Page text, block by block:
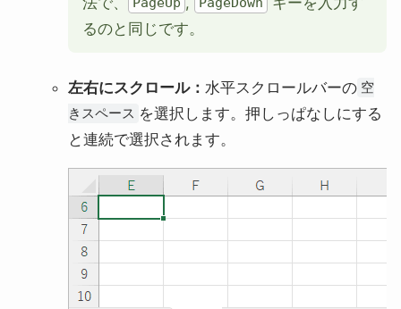
るのと同じです。
左右にスクロール： 水平スクロールバーの 空
きスペース を選択します。押しっぱなしにする
と連続で選択されます。